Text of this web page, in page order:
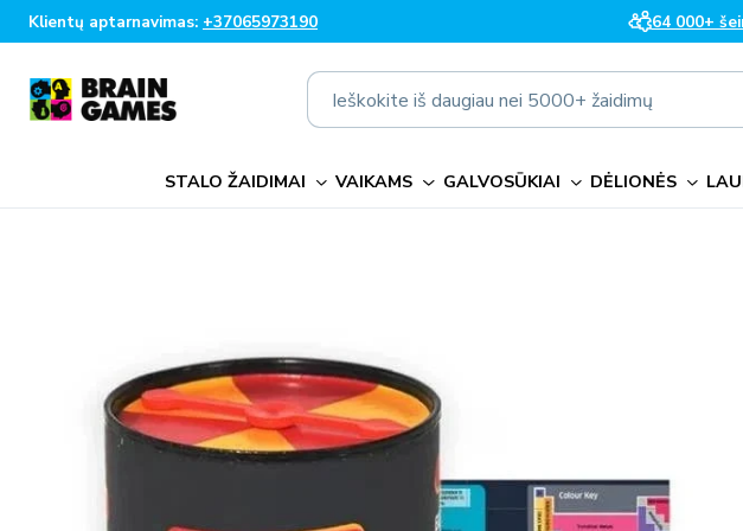
Eiti į
turinį
Klientų aptarnavimas: +37065973190 64 000+
Ieškokite iš daugiau nei 5000+ žaidimų
STALO ŽAIDIMAI VAIKAMS GALVOSŪKIAI DĖLIONĖS